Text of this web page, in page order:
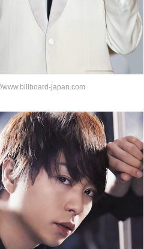
www.billboard-japan.com